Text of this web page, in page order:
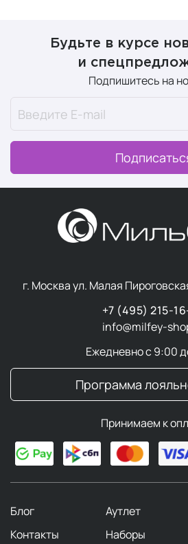
Будьте в курсе
и
Подпишитесь на
г. Москва ул. Малая
+7 (495) 215-
info@milfey-
Ежедневно с 9:00
Программа
Принимаем к
Блог Аутлет
Контакты
Наборы